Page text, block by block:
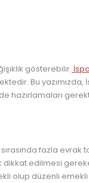
gösterebilir.
Bu yazımızda,
hazırlamaları
fazla evrak
dikkat edilmesi
olup düzenli emekli